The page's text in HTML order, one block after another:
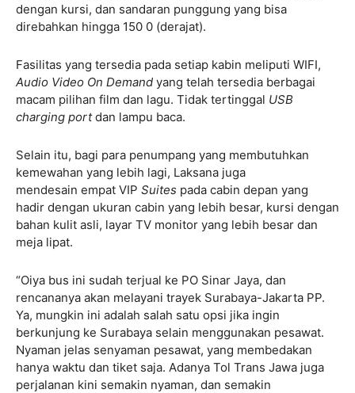
dengan kursi, dan sandaran punggung yang bisa
direbahkan hingga 150 0 (derajat).
Fasilitas yang tersedia pada setiap kabin meliputi WIFI,
Audio Video On Demand yang telah tersedia berbagai
macam pilihan film dan lagu. Tidak tertinggal USB
charging portdan lampu baca.
Selain itu, bagi para penumpang yang membutuhkan
kemewahan yang lebih lagi, Laksana juga
mendesain empat VIP Suites pada cabin depan yang
hadir dengan ukuran cabin yang lebih besar, kursi dengan
bahan kulit asli, layar TV monitor yang lebih besar dan
meja lipat.
“Oiya bus ini sudah terjual ke PO Sinar Jaya, dan
rencananya akan melayani trayek Surabaya-Jakarta PP.
Ya, mungkin ini adalah salah satu opsi jika ingin
berkunjung ke Surabaya selain menggunakan pesawat.
Nyaman jelas senyaman pesawat, yang membedakan
hanya waktu dan tiket saja. Adanya Tol Trans Jawa juga
perjalanan kini semakin nyaman, dan semakin